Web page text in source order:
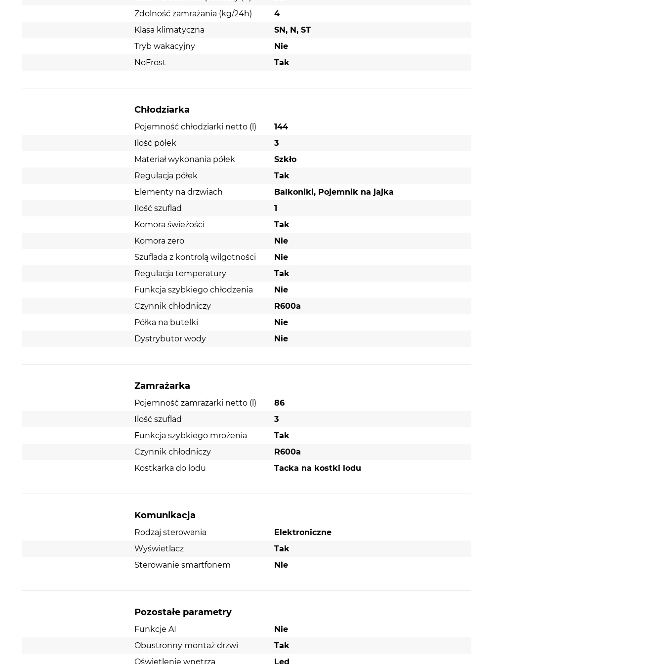
Dopasowana do potrzeb użytkownika
Wysokość urządzenia to 166 cm, a szerokość 55
cm. Jej pojemność netto to 230 litrów. Użytkownik ma
do swojej dyspozycji 3 półki oraz przeźroczysty pojemnik
na owoce i warzywa. Wszystko to zapewnia dużo
SPECYFIKACJA TECHNICZNA
TYP: CHŁODZIARKO-ZAMRAŻARKA
WOLNOSTOJĄCA
WZORNICTWO: INOX LOOK
STEROWANIE: MECHANICZNE
TYP CHŁODZENIA: NOFROST
KLASA KLIMATYCZNA: SN-N-ST
POJEMNOŚĆ NETTO CHŁODZIARKI (lt): 144 L
POJEMNOŚĆ NETTO ZAMRAŻARKI (lt): 86 L
Zdolność zamrażania (kg/24h)
4
Klasa klimatyczna
SN, N, ST
Tryb wakacyjny
Nie
NoFrost
Tak
Chłodziarka
Pojemność chłodziarki netto (l)
144
Ilość półek
3
Materiał wykonania półek
Szkło
Regulacja półek
Tak
Elementy na drzwiach
Balkoniki, Pojemnik na jajka
Ilość szuflad
1
Komora świeżości
Tak
Komora zero
Nie
Szuflada z kontrolą wilgotności
Nie
Regulacja temperatury
Tak
Funkcja szybkiego chłodzenia
Nie
Czynnik chłodniczy
R600a
Półka na butelki
Nie
Dystrybutor wody
Nie
Zamrażarka
Pojemność zamrażarki netto (l)
86
Ilość szuflad
3
Funkcja szybkiego mrożenia
Tak
Czynnik chłodniczy
R600a
Kostkarka do lodu
Tacka na kostki lodu
Komunikacja
Rodzaj sterowania
Elektroniczne
Wyświetlacz
Tak
Sterowanie smartfonem
Nie
Pozostałe parametry
Funkcje AI
Nie
Obustronny montaż drzwi
Tak
Oświetlenie wnętrza
Led